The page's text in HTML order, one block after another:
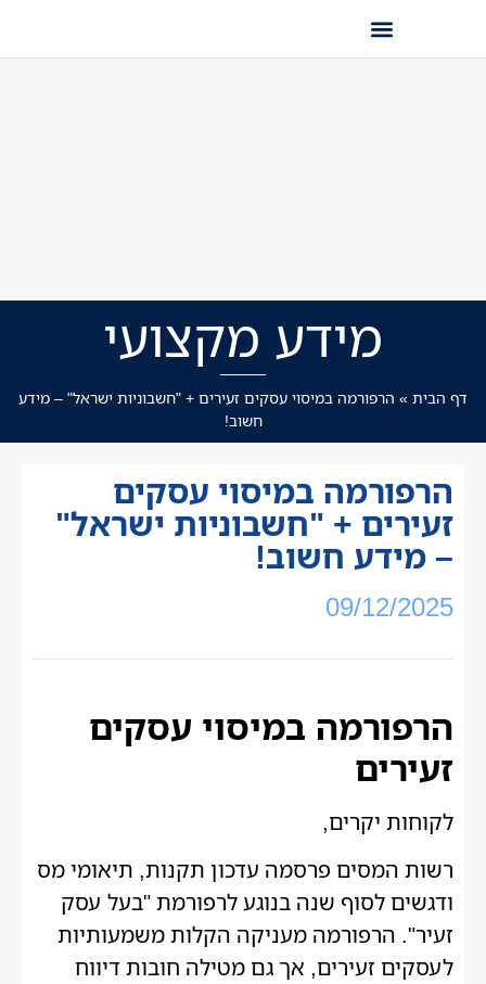
מידע מקצועי
דף הבית » הרפורמה במיסוי עסקים זעירים + "חשבוניות ישראל" – מידע
חשוב!
הרפורמה במיסוי עסקים
זעירים + "חשבוניות ישראל"
– מידע חשוב!
09/12/2025
הרפורמה במיסוי עסקים
זעירים
לקוחות יקרים,
רשות המסים פרסמה עדכון תקנות, תיאומי מס
ודגשים לסוף שנה בנוגע לרפורמת "בעל עסק
זעיר". הרפורמה מעניקה הקלות משמעותיות
לעסקים זעירים, אך גם מטילה חובות דיווח